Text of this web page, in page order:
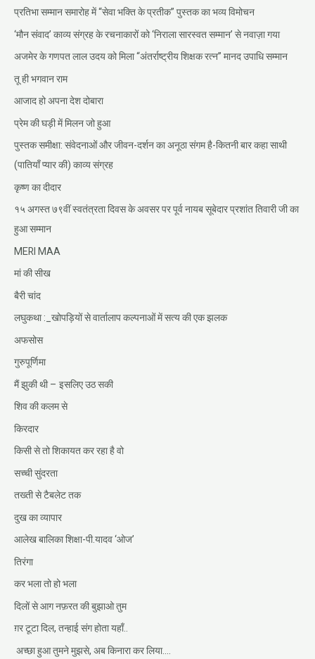
प्रतिभा सम्मान समारोह में “सेवा भक्ति के प्रतीक” पुस्तक का भव्य विमोचन
‘मौन संवाद’ काव्य संग्रह के रचनाकारों को ‘निराला सारस्वत सम्मान’ से नवाज़ा गया
अजमेर के गणपत लाल उदय को मिला “अंतर्राष्ट्रीय शिक्षक रत्न” मानद उपाधि सम्मान
तू ही भगवान राम
आजाद हो अपना देश दोबारा
प्रेम की घड़ी में मिलन जो हुआ
पुस्तक समीक्षा: संवेदनाओं और जीवन-दर्शन का अनूठा संगम है-कितनी बार कहा साथी
(पातियाँ प्यार की) काव्य संग्रह
कृष्ण का दीदार
१५ अगस्त ७९वीं स्वतंत्रता दिवस के अवसर पर पूर्व नायब सूबेदार प्रशांत तिवारी जी का
हुआ सम्मान
MERI MAA
मां की सीख
बैरी चांद
लघुकथा :_खोपड़ियों से वार्तालाप कल्पनाओं में सत्य की एक झलक
अफसोस
गुरुपूर्णिमा
मैं झुकी थी – इसलिए उठ सकी
शिव की कलम से
किरदार
किसी से तो शिकायत कर रहा है वो
सच्ची सुंदरता
तख्ती से टैबलेट तक
दुख का व्यापार
आलेख बालिका शिक्षा-पी.यादव ‘ओज’
तिरंगा
कर भला तो हो भला
दिलों से आग नफ़रत की बुझाओ तुम
ग़र टूटा दिल, तन्हाई संग होता यहाँ..
अच्छा हुआ तुमने मुझसे, अब किनारा कर लिया….